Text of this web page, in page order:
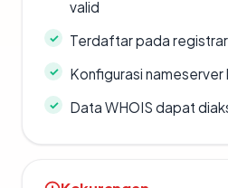
valid
Terdaftar pada
Konfigurasi nameserver
Data WHOIS dapat